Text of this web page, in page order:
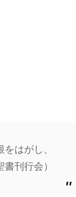
はがし、
刊行会）